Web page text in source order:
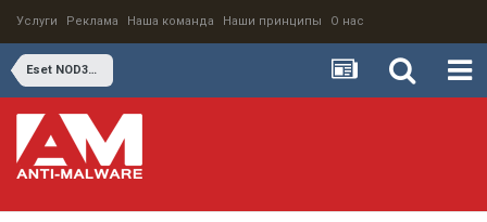
Услуги Реклама Наша команда Наши принципы О нас
Eset NOD32 Antivirus & Smart Security